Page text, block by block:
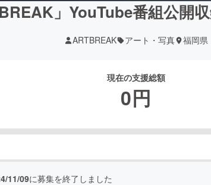
」YouTube番組公開
ARTBREAK アート・写真 福岡県
現在の支援総額
0円
11/09に募集を終了しました